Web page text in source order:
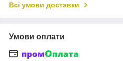
Всі умови доставки
Умови оплати